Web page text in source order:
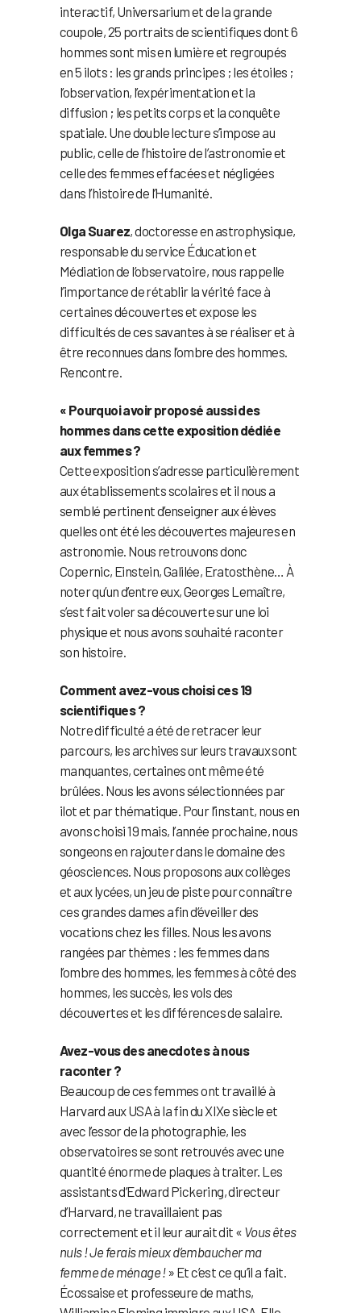
interactif, Universarium et de la grande
coupole, 25 portraits de scientifiques dont 6
hommes sont mis en lumière et regroupés
en 5 ilots : les grands principes ; les étoiles ;
l’observation, l’expérimentation et la
diffusion ; les petits corps et la conquête
spatiale. Une double lecture s’impose au
public, celle de l’histoire de l’astronomie et
celle des femmes effacées et négligées
dans l’histoire de l’Humanité.
Olga Suarez, doctoresse en astrophysique,
responsable du service Éducation et
Médiation de l’observatoire, nous rappelle
l’importance de rétablir la vérité face à
certaines découvertes et expose les
difficultés de ces savantes à se réaliser et à
être reconnues dans l’ombre des hommes.
Rencontre.
« Pourquoi avoir proposé aussi des
hommes dans cette exposition dédiée
aux femmes ?
Cette exposition s’adresse particulièrement
aux établissements scolaires et il nous a
semblé pertinent d’enseigner aux élèves
quelles ont été les découvertes majeures en
astronomie. Nous retrouvons donc
Copernic, Einstein, Galilée, Eratosthène… À
noter qu’un d’entre eux, Georges Lemaître,
s’est fait voler sa découverte sur une loi
physique et nous avons souhaité raconter
son histoire.
Comment avez-vous choisi ces 19
scientifiques ?
Notre difficulté a été de retracer leur
parcours, les archives sur leurs travaux sont
manquantes, certaines ont même été
brûlées. Nous les avons sélectionnées par
ilot et par thématique. Pour l’instant, nous en
avons choisi 19 mais, l’année prochaine, nous
songeons en rajouter dans le domaine des
géosciences. Nous proposons aux collèges
et aux lycées, un jeu de piste pour connaître
ces grandes dames afin d’éveiller des
vocations chez les filles. Nous les avons
rangées par thèmes : les femmes dans
l’ombre des hommes, les femmes à côté des
hommes, les succès, les vols des
découvertes et les différences de salaire.
Avez-vous des anecdotes à nous
raconter ?
Beaucoup de ces femmes ont travaillé à
Harvard aux USA à la fin du XIXe siècle et
avec l’essor de la photographie, les
observatoires se sont retrouvés avec une
quantité énorme de plaques à traiter. Les
assistants d’Edward Pickering, directeur
d’Harvard, ne travaillaient pas
correctement et il leur aurait dit « Vous êtes
nuls ! Je ferais mieux d’embaucher ma
femme de ménage !» Et c’est ce qu’il a fait.
Écossaise et professeure de maths,